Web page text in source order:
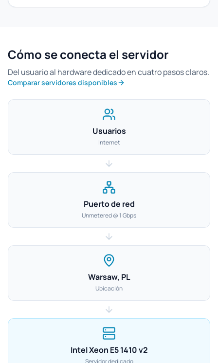
Cómo se conecta el servidor
Del usuario al hardware dedicado en cuatro pasos claros.
Comparar servidores disponibles
Usuarios
Internet
Puerto de red
Unmetered @ 1 Gbps
Warsaw, PL
Ubicación
Intel Xeon E5 1410 v2
Servidor dedicado